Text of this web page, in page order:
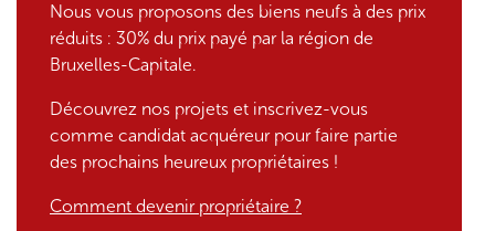
Nous vous proposons des biens neufs à des prix
réduits : 30% du prix payé par la région de
Bruxelles-Capitale.
Découvrez nos projets et inscrivez-vous
comme candidat acquéreur pour faire partie
des prochains heureux propriétaires !
Comment devenir propriétaire ?